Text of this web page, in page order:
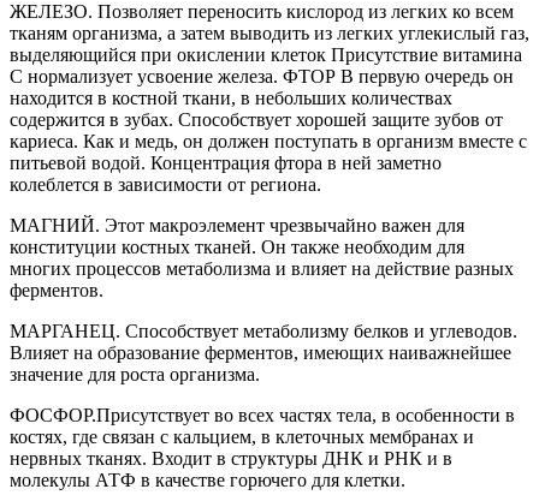
ЖЕЛЕЗО. Позволяет переносить кислород из легких ко всем
тканям организма, а затем выводить из легких углекислый газ,
выделяющийся при окислении клеток Присутствие витамина
С нормализует усвоение железа. ФТОР В первую очередь он
находится в костной ткани, в небольших количествах
содержится в зубах. Способствует хорошей защите зубов от
кариеса. Как и медь, он должен поступать в организм вместе с
питьевой водой. Концентрация фтора в ней заметно
колеблется в зависимости от региона.
МАГНИЙ. Этот макроэлемент чрезвычайно важен для
конституции костных тканей. Он также необходим для
многих процессов метаболизма и влияет на действие разных
ферментов.
МАРГАНЕЦ. Способствует метаболизму белков и углеводов.
Влияет на образование ферментов, имеющих наиважнейшее
значение для роста организма.
ФОСФОР.Присутствует во всех частях тела, в особенности в
костях, где связан с кальцием, в клеточных мембранах и
нервных тканях. Входит в структуры ДНК и РНК и в
молекулы АТФ в качестве горючего для клетки.